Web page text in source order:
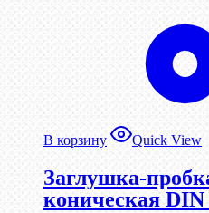
В корзину Quick View
Заглушка-
коническая